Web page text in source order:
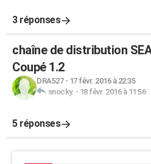
3 réponses
chaîne de distribution
Coupé 1.2
DRA527- 17 févr. 2016 à 22:35
snocky. - 18 févr. 2016 à 11:56
5 réponses